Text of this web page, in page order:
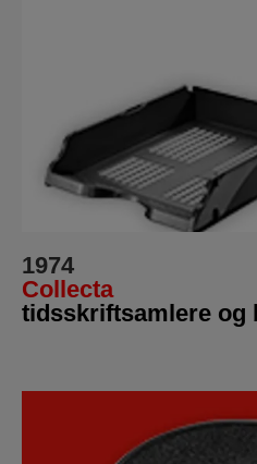
1974
Collecta
tidsskriftsamlere og